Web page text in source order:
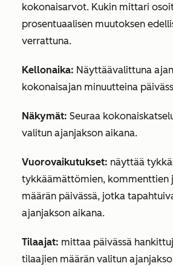
kokonaisarvot. Kukin mittari
prosentuaalisen muutoksen
verrattuna.
Kellonaika: Näyttäävalittuna
kokonaisajan minuutteina
Näkymät: Seuraa
valitun ajanjakson aikana.
Vuorovaikutukset: näyttää
tykkäämättömien, kommenttien
määrän päivässä, jotka
ajanjakson aikana.
Tilaajat: mittaa päivässä
tilaajien määrän valitun